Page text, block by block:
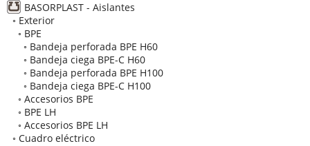
BASORPLAST - Aislantes
◦ Exterior
◦ BPE
◦ Bandeja perforada BPE H60
◦ Bandeja ciega BPE-C H60
◦ Bandeja perforada BPE H100
◦ Bandeja ciega BPE-C H100
◦ Accesorios BPE
◦ BPE LH
◦ Accesorios BPE LH
◦ Cuadro eléctrico